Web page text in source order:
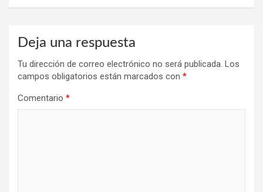
Deja una respuesta
Tu dirección de correo electrónico no será publicada. Los
campos obligatorios están marcados con *
Comentario *